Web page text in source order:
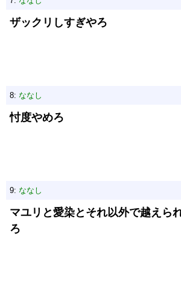
ザックリしすぎやろ
8: ななし
忖度やめろ
9: ななし
マユリと愛染とそれ以外で越えら
ろ